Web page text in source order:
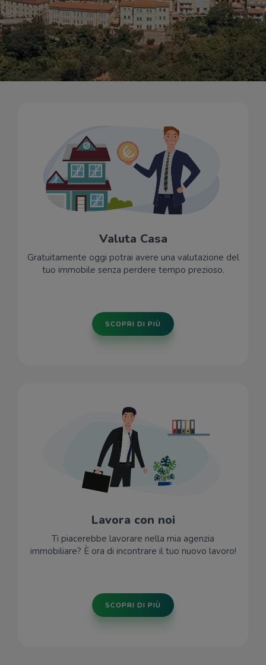
Valuta Casa
Gratuitamente oggi potrai avere una valutazione del
tuo immobile senza perdere tempo prezioso.
SCOPRI DI PIÙ
Lavora con noi
Ti piacerebbe lavorare nella mia agenzia
immobiliare? È ora di incontrare il tuo nuovo lavoro!
SCOPRI DI PIÙ